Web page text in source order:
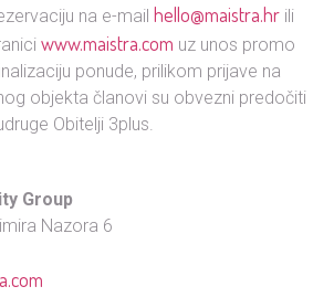
na e-mail hello@maistra.hrili
www.maistra.com uz unos promo
ponude, prilikom prijave na
objekta članovi su obvezni predočiti
Obitelji 3plus.
Group
Nazora 6